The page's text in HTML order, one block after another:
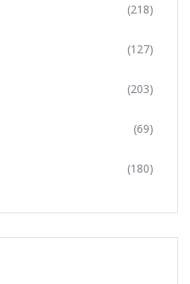
(218)
(127)
(203)
(69)
(180)